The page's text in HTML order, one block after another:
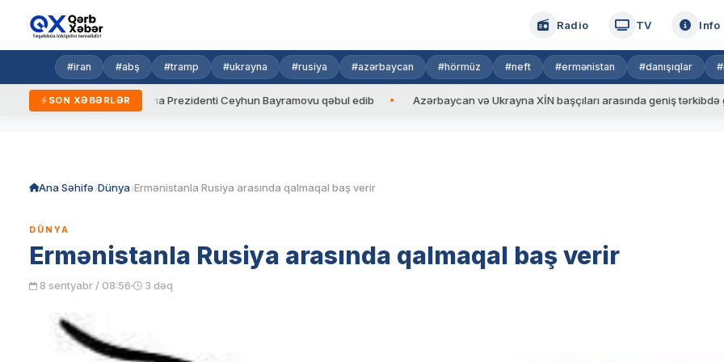
Radio TV Info
#iran #abş #tramp #ukrayna #rusiya #azərbaycan #hörmüz #neft #ermənistan #danışıqlar
SON XƏBƏRLƏR
Ukrayna Prezidenti Ceyhun Bayramovu qəbul edib Azərbaycan və Ukrayna XİN başçıları arasında geniş tərkibdə görüş
Ana Səhifə Dünya Ermənistanla Rusiya arasında qalmaqal baş verir
DÜNYA
Ermənistanla Rusiya arasında qalmaqal baş verir
8 sentyabr / 08:56 3 dəq